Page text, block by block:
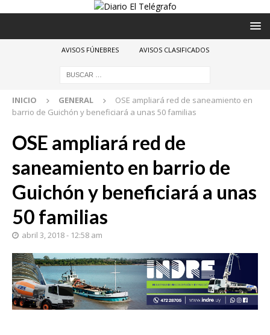
AVISOS FÚNEBRES AVISOS CLASIFICADOS
INICIO GENERAL
OSE ampliará red de saneamiento en
barrio de Guichón y beneficiará a unas 50 familias
OSE ampliará red de
saneamiento en barrio de
Guichón y beneficiará a unas
50 familias
abril 3, 2018 - 12:58 am